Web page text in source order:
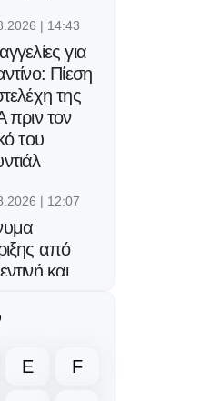
| 14:43
για
Πίεση
της
πριν τον
του
| 12:07
από
και
E F